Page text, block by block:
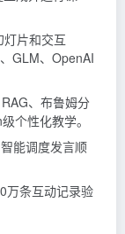
片和交互
GLM、OpenAI
、布鲁姆分
个性化教学。
能调度发言顺
万条互动记录验